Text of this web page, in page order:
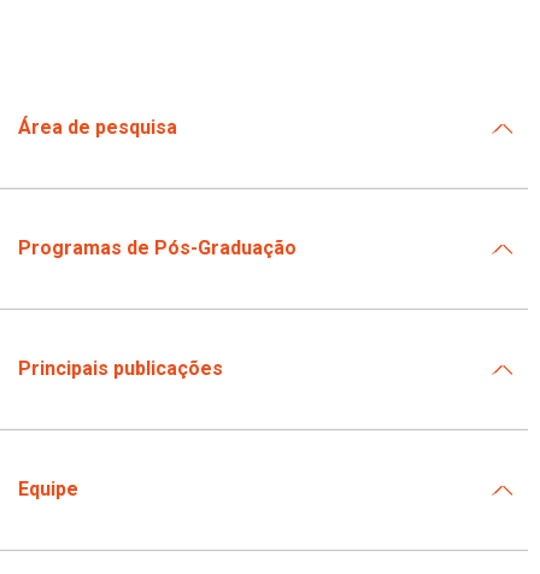
Área de pesquisa
Programas de Pós-Graduação
Principais publicações
Equipe